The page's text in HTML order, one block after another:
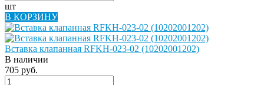
шт
В КОРЗИНУ
Вставка клапанная RFKH-023-02 (10202001202)
В наличии
705 руб.